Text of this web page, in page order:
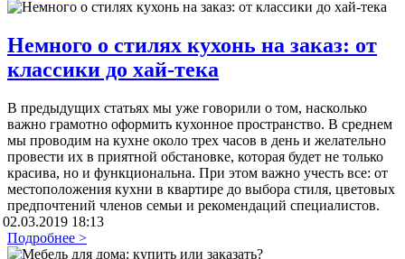
Немного о стилях кухонь на заказ: от
классики до хай-тека
В предыдущих статьях мы уже говорили о том, насколько
важно грамотно оформить кухонное пространство. В среднем
мы проводим на кухне около трех часов в день и желательно
провести их в приятной обстановке, которая будет не только
красива, но и функциональна. При этом важно учесть все: от
местоположения кухни в квартире до выбора стиля, цветовых
предпочтений членов семьи и рекомендаций специалистов.
02.03.2019 18:13
Подробнее >